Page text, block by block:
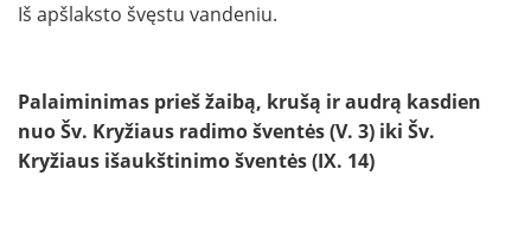
Iš apšlaksto švęstu vandeniu.
Palaiminimas prieš žaibą, krušą ir audrą kasdien
nuo Šv. Kryžiaus radimo šventės (V. 3) iki Šv.
Kryžiaus išaukštinimo šventės (IX. 14)